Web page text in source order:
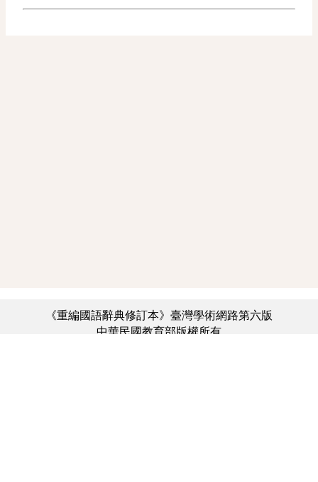
《重編國語辭典修訂本》臺灣學術網路第六版
中華民國教育部版權所有